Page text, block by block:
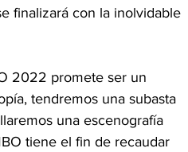
finalizará con la inolvidable
2022 promete ser un
tendremos una subasta
una escenografía
tiene el fin de recaudar